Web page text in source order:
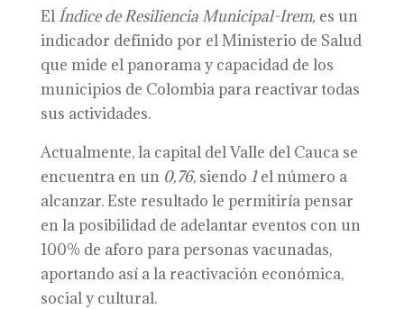
El Índice de Resiliencia Municipal-Irem, es un
indicador definido por el Ministerio de Salud
que mide el panorama y capacidad de los
municipios de Colombia para reactivar todas
sus actividades.
Actualmente, la capital del Valle del Cauca se
encuentra en un 0,76, siendo 1el número a
alcanzar. Este resultado le permitiría pensar
en la posibilidad de adelantar eventos con un
100% de aforo para personas vacunadas,
aportando así a la reactivación económica,
social y cultural.